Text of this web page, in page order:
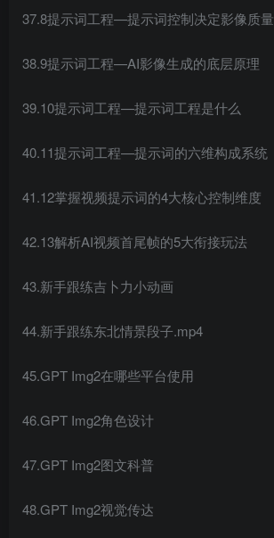
37.8提示词工程—提示词控制决定影像质量
38.9提示词工程—AI影像生成的底层原理
39.10提示词工程—提示词工程是什么
40.11提示词工程—提示词的六维构成系统
41.12掌握视频提示词的4大核心控制维度
42.13解析AI视频首尾帧的5大衔接玩法
43.新手跟练吉卜力小动画
44.新手跟练东北情景段子.mp4
45.GPT Img2在哪些平台使用
46.GPT Img2角色设计
47.GPT Img2图文科普
48.GPT Img2视觉传达